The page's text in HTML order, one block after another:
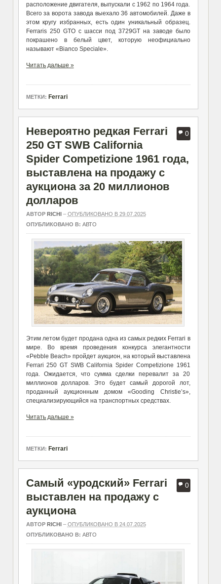
расположение двигателя, выпускали с 1962 по 1964 года.
Всего за ворота завода выехало 36 автомобилей. Даже в
этом кругу избранных, есть один уникальный образец.
Ferraris 250 GTO с шасси под 3729GT на заводе было
покрашено в белый цвет, которую неофициально
называют «Bianco Speciale».
Читать дальше »
МЕТКИ: Ferrari
0
Невероятно редкая Ferrari
250 GT SWB California
Spider Competizione 1961 года,
выставлена на продажу с
аукциона за 20 миллионов
долларов
АВТОР RICHI– ОПУБЛИКОВАНО В 29.07.2025
ОПУБЛИКОВАНО В: АВТО
Этим летом будет продана одна из самых редких Ferrari в
мире. Во время проведения конкурса элегантности
«Pebble Beach» пройдет аукцион, на который выставлена
Ferrari 250 GT SWB California Spider Competizione 1961
года. Ожидается, что сумма сделки перевалит за 20
миллионов долларов. Это будет самый дорогой лот,
проданный аукционным домом «Gooding Christie’s»,
специализирующийся на транспортных средствах.
Читать дальше »
МЕТКИ: Ferrari
0
Самый «уродский» Ferrari
выставлен на продажу с
аукциона
АВТОР RICHI– ОПУБЛИКОВАНО В 24.07.2025
ОПУБЛИКОВАНО В: АВТО